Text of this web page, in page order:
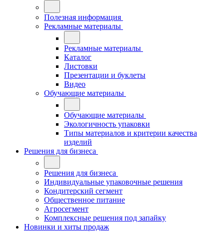
Полезная информация
Рекламные материалы
Рекламные материалы
Каталог
Листовки
Презентации и буклеты
Видео
Обучающие материалы
Обучающие материалы
Экологичность упаковки
Типы материалов и критерии качества
изделий
Решения для бизнеса
Решения для бизнеса
Индивидуальные упаковочные решения
Кондитерский сегмент
Общественное питание
Агросегмент
Комплексные решения под запайку
Новинки и хиты продаж